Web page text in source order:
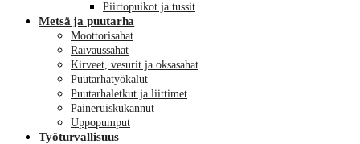
Piirtopuikot ja tussit
Metsä ja puutarha
Moottorisahat
Raivaussahat
Kirveet, vesurit ja oksasahat
Puutarhatyökalut
Puutarhaletkut ja liittimet
Paineruiskukannut
Uppopumput
Työturvallisuus